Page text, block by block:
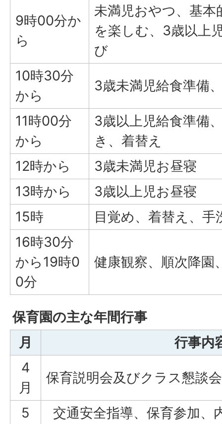
9時00分か
ら
未満児おやつ、基本
を楽しむ、3歳以上
び
10時30分
から
3歳未満児給食準備
11時00分
から
3歳以上児給食準備
き、着替え
12時から
3歳未満児お昼寝
13時から
3歳以上児お昼寝
15時
目覚め、着替え、手
16時30分
から19時0
0分
健康観察、順次降園
保育園の主な年間行事
月
行事内
4
月
保育説明会及びクラス懇談会
5
交通安全指導、保育参加、